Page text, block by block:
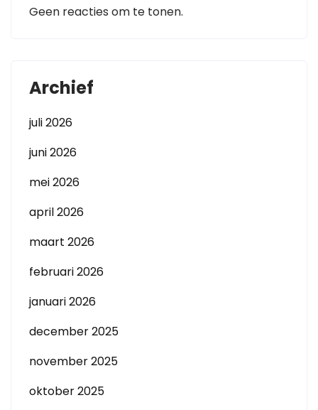
Geen reacties om te tonen.
Archief
juli 2026
juni 2026
mei 2026
april 2026
maart 2026
februari 2026
januari 2026
december 2025
november 2025
oktober 2025